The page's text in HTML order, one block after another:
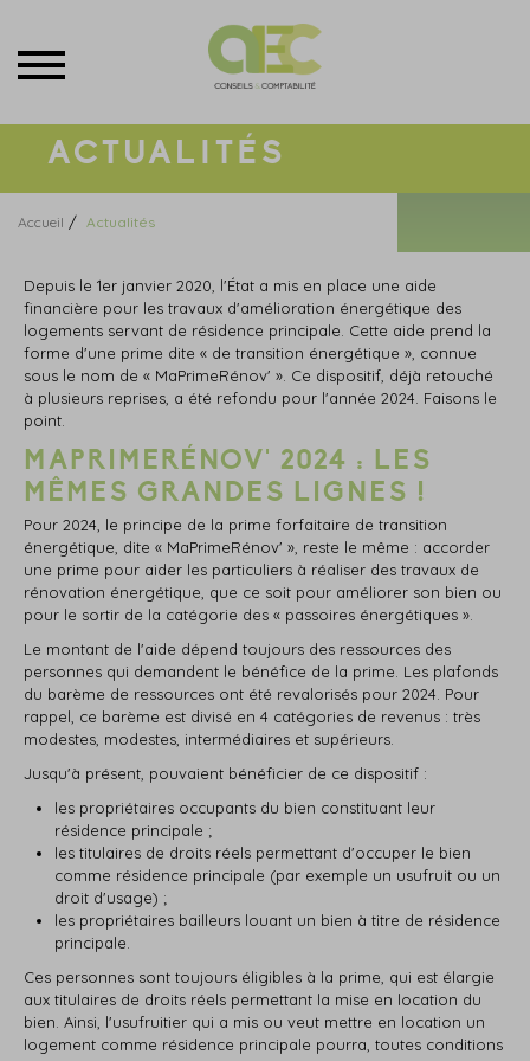
ACTUALITÉS
Accueil / Actualités
Depuis le 1er janvier 2020, l'État a mis en place une aide
financière pour les travaux d'amélioration énergétique des
logements servant de résidence principale. Cette aide prend la
forme d'une prime dite « de transition énergétique », connue
sous le nom de « MaPrimeRénov' ». Ce dispositif, déjà retouché
à plusieurs reprises, a été refondu pour l'année 2024. Faisons le
point.
MAPRIMERÉNOV' 2024 : LES
MÊMES GRANDES LIGNES !
Pour 2024, le principe de la prime forfaitaire de transition
énergétique, dite « MaPrimeRénov' », reste le même : accorder
une prime pour aider les particuliers à réaliser des travaux de
rénovation énergétique, que ce soit pour améliorer son bien ou
pour le sortir de la catégorie des « passoires énergétiques ».
Le montant de l'aide dépend toujours des ressources des
personnes qui demandent le bénéfice de la prime. Les plafonds
du barème de ressources ont été revalorisés pour 2024. Pour
rappel, ce barème est divisé en 4 catégories de revenus : très
modestes, modestes, intermédiaires et supérieurs.
Jusqu'à présent, pouvaient bénéficier de ce dispositif :
les propriétaires occupants du bien constituant leur
résidence principale ;
les titulaires de droits réels permettant d'occuper le bien
comme résidence principale (par exemple un usufruit ou un
droit d'usage) ;
les propriétaires bailleurs louant un bien à titre de résidence
principale.
Ces personnes sont toujours éligibles à la prime, qui est élargie
aux titulaires de droits réels permettant la mise en location du
bien. Ainsi, l'usufruitier qui a mis ou veut mettre en location un
logement comme résidence principale pourra, toutes conditions